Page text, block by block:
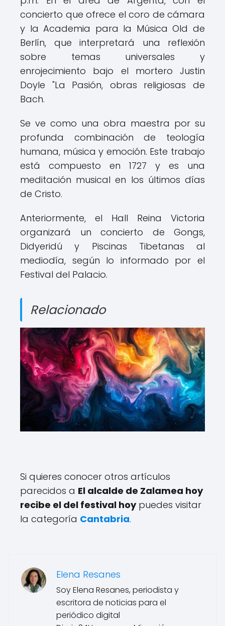
concierto que ofrece el coro de cámara
y la Academia para la Música Old de
Berlín, que interpretará una reflexión
sobre temas universales y
enrojecimiento bajo el mortero Justin
Doyle "La Pasión, obras religiosas de
Bach.
Se ve como una obra maestra por su
profunda combinación de teología
humana, música y emoción. Este trabajo
está compuesto en 1727 y es una
meditación musical en los últimos días
de Cristo.
Anteriormente, el Hall Reina Victoria
organizará un concierto de Gongs,
Didyeridú y Piscinas Tibetanas al
mediodía, según lo informado por el
Festival del Palacio.
Relacionado
Si quieres conocer otros artículos
parecidos a El alcalde de Zalamea hoy
recibe el del festival hoypuedes visitar
la categoría Cantabria.
Elena Resanes
Soy Elena Resanes, periodista y
escritora de noticias para el
periódico digital